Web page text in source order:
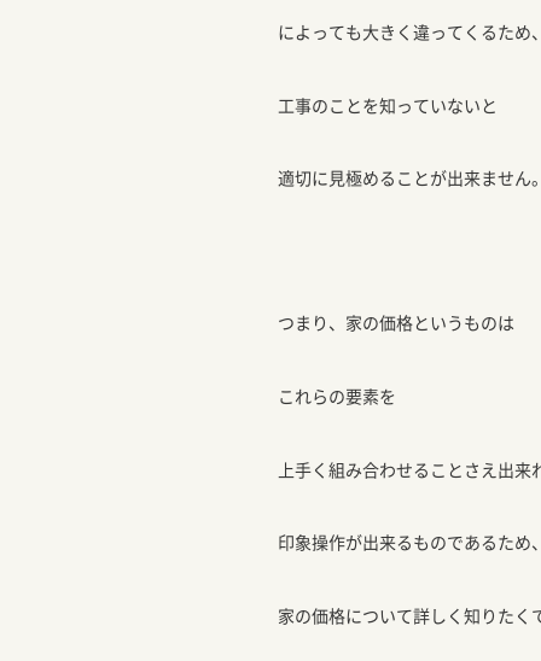
によっても大きく違ってくるため、
工事のことを知っていないと
適切に見極めることが出来ません。
つまり、家の価格というものは
これらの要素を
上手く組み合わせることさえ出来
印象操作が出来るものであるため、
家の価格について詳しく知りたく